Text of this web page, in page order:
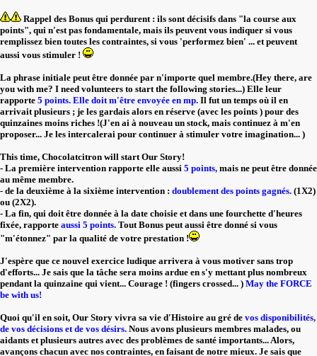
Rappel des Bonus qui perdurent : ils sont décisifs dans "la course aux
points", qui n'est pas fondamentale, mais ils peuvent vous indiquer si vous
remplissez bien toutes les contraintes, si vous 'performez bien' ... et peuvent
aussi vous stimuler !
La phrase initiale peut être donnée par n'importe quel membre.(Hey there, are
you with me? I need volunteers to start the following stories...) Elle leur
rapporte 5 points. Elle doit m'être envoyée en mp. Il fut un temps où il en
arrivait plusieurs ; je les gardais alors en réserve (avec les points ) pour des
quinzaines moins riches !(J'en ai à nouveau un stock, mais continuez à m'en
proposer... Je les intercalerai pour continuer à stimuler votre imagination... )
This time, Chocolatcitron will start Our Story!
- La première intervention rapporte elle aussi 5 points, mais ne peut être donnée
au même membre.
- de la deuxième à la sixième intervention : doublement des points gagnés. (1X2)
ou (2X2).
- La fin, qui doit être donnée à la date choisie et dans une fourchette d'heures
fixée, rapporte aussi 5 points. Tout Bonus peut aussi être donné si vous
"m'étonnez" par la qualité de votre prestation !
J'espère que ce nouvel exercice ludique arrivera à vous motiver sans trop
d'efforts... Je sais que la tâche sera moins ardue en s'y mettant plus nombreux
pendant la quinzaine qui vient... Courage ! (fingers crossed... ) May the FORCE
be with us!
Quoi qu'il en soit, Our Story vivra sa vie d'Histoire au gré de vos disponibilités,
de vos décisions et de vos désirs. Nous avons plusieurs membres malades, ou
aidants et plusieurs autres avec des problèmes de santé importants... Alors,
avançons chacun avec nos contraintes, en faisant de notre mieux. Je sais que